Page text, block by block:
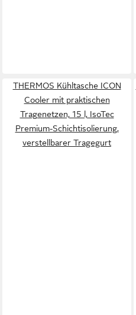
THERMOS Kühltasche ICON
Cooler mit praktischen
Tragenetzen, 15 l, IsoTec
Premium-Schichtisolierung,
verstellbarer Tragegurt